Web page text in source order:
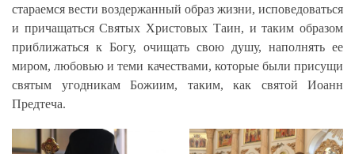
стараемся вести воздержанный образ жизни, исповедоваться
и причащаться Святых Христовых Таин, и таким образом
приближаться к Богу, очищать свою душу, наполнять ее
миром, любовью и теми качествами, которые были присущи
святым угодникам Божиим, таким, как святой Иоанн
Предтеча.